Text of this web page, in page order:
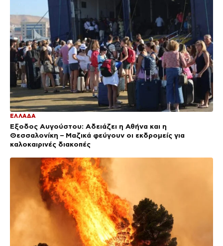
ΕΛΛΑΔΑ
Έξοδος Αυγούστου: Αδειάζει η Αθήνα και η
Θεσσαλονίκη – Μαζικά φεύγουν οι εκδρομείς για
καλοκαιρινές διακοπές